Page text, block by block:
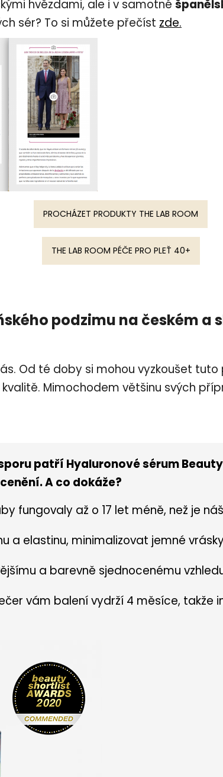
hvězdami, ale i v samotné
sér? To si můžete přečíst zde.
PROCHÁZET PRODUKTY THE LAB ROOM
THE LAB ROOM PÉČE PRO PLEŤ 40+
podzimu na českém a
Od té doby si mohou vyzkoušet
Mimochodem většinu svých
patří Hyaluronové sérum
A co dokáže?
fungovaly až o 17 let méně, než je
a elastinu, minimalizovat jemné
a barevně sjednocenému
vám balení vydrží 4 měsíce, takže